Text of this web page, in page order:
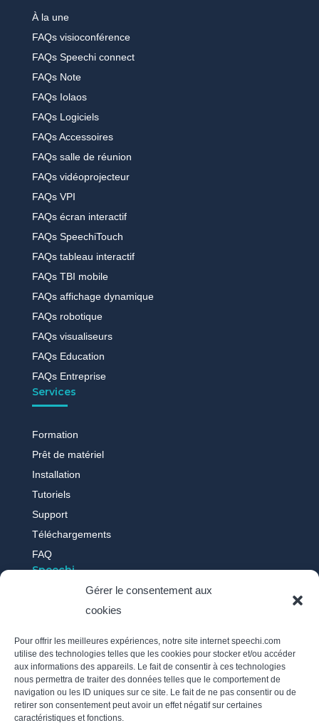
Gérer le consentement aux
cookies
Pour offrir les meilleures expériences, notre site internet speechi.com
utilise des technologies telles que les cookies pour stocker et/ou accéder
aux informations des appareils. Le fait de consentir à ces technologies
nous permettra de traiter des données telles que le comportement de
navigation ou les ID uniques sur ce site. Le fait de ne pas consentir ou de
retirer son consentement peut avoir un effet négatif sur certaines
caractéristiques et fonctions.
À la une
FAQs visioconférence
FAQs Speechi connect
FAQs Note
FAQs Iolaos
FAQs Logiciels
FAQs Accessoires
FAQs salle de réunion
FAQs vidéoprojecteur
FAQs VPI
FAQs écran interactif
FAQs SpeechiTouch
FAQs tableau interactif
FAQs TBI mobile
FAQs affichage dynamique
FAQs robotique
FAQs visualiseurs
FAQs Education
FAQs Entreprise
Services
Formation
Prêt de matériel
Installation
Tutoriels
Support
Téléchargements
FAQ
Speechi
Qui sommes-nous ?
Témoignages
Recrutement
Politique des cookies
Mentions légales